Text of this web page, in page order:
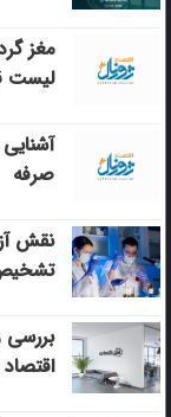
مغز
لیست
صرفه
نقش
اقتصاد